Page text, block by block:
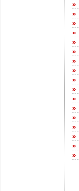
»
»
»
»
»
»
»
»
»
»
»
»
»
»
»
»
»